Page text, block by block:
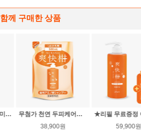
함께 구매한 상품
★한정특가★ 갈락토미세스 100%하나마이 퓨어 에센스(50ml)
무첨가 천연 두피케어천연 아미노산 샴푸 리필(500ml)